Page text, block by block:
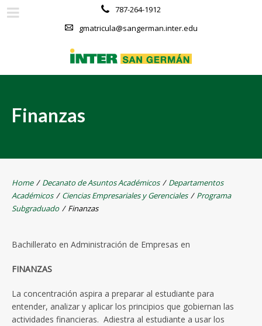
787-264-1912
gmatricula@sangerman.inter.edu
Finanzas
Home / Decanato de Asuntos Académicos / Departamentos
Académicos / Ciencias Empresariales y Gerenciales / Programa
Subgraduado / Finanzas
Bachillerato en Administración de Empresas en
FINANZAS
La concentración aspira a preparar al estudiante para
entender, analizar y aplicar los principios que gobiernan las
actividades financieras. Adiestra al estudiante a usar los